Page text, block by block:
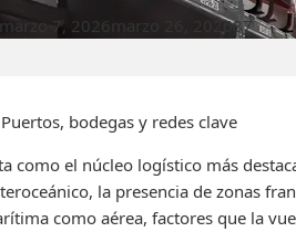
marzo 7, 2026 marzo 26, 202687
bodegas y redes clave
como el núcleo logístico más
la presencia de zonas
como aérea, factores que la